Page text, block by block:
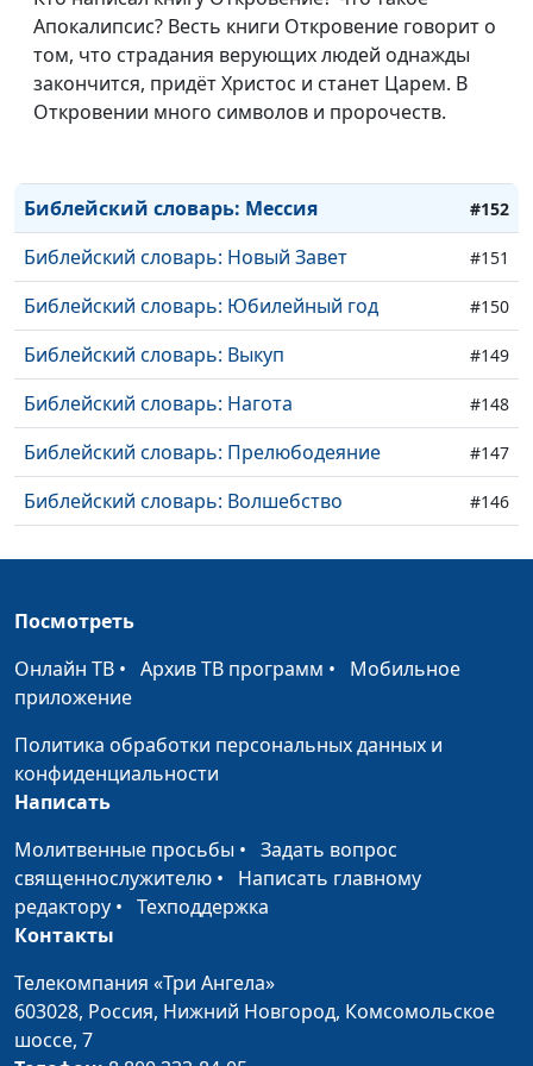
Апокалипсис? Весть книги Откровение говорит о
том, что страдания верующих людей однажды
закончится, придёт Христос и станет Царем. В
Откровении много символов и пророчеств.
Библейский словарь: Еммануил
Библейский словарь: Притча
Библейский словарь: Благовествовать
Библейский словарь: Мессия #152
Библейский словарь: Новый Завет #151
Библейский словарь: Юбилейный год #150
Библейский словарь: Выкуп #149
Библейский словарь: Нагота #148
Библейский словарь: Прелюбодеяние #147
Библейский словарь: Волшебство #146
Библейский словарь: Ближний
Библейский словарь: Благоволение Божье
Библейский словарь: Ходатай
Библейский словарь: Агнец
Библейский словарь: Козел отпущения
Библейский словарь: День искупления
Библейский словарь: Исповедаться
Библейский словарь: Труба
Посмотреть
Онлайн ТВ • Архив ТВ программ • Мобильное
приложение
Политика обработки персональных данных и
конфиденциальности
Написать
Молитвенные просьбы • Задать вопрос
священнослужителю • Написать главному
редактору • Техподдержка
Контакты
Телекомпания «Три Ангела»
603028, Россия, Нижний Новгород, Комсомольское
шоссе, 7